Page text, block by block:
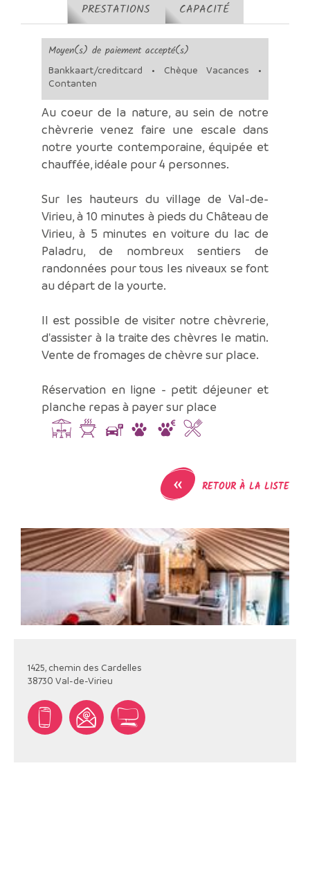
PRESTATIONS
CAPACITÉ
Moyen(s) de paiement accepté(s)
Bankkaart/creditcard • Chèque Vacances •
Contanten
Au coeur de la nature, au sein de notre
chèvrerie venez faire une escale dans
notre yourte contemporaine, équipée et
chauffée, idéale pour 4 personnes.
Sur les hauteurs du village de Val-de-
Virieu, à 10 minutes à pieds du Château de
Virieu, à 5 minutes en voiture du lac de
Paladru, de nombreux sentiers de
randonnées pour tous les niveaux se font
au départ de la yourte.
Il est possible de visiter notre chèvrerie,
d'assister à la traite des chèvres le matin.
Vente de fromages de chèvre sur place.
Réservation en ligne - petit déjeuner et
planche repas à payer sur place
« RETOUR À LA LISTE
1425, chemin des Cardelles
38730 Val-de-Virieu